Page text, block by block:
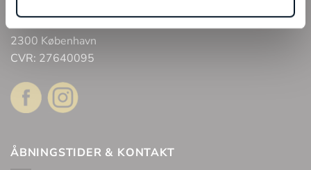
2300 København
CVR: 27640095
ÅBNINGSTIDER & KONTAKT